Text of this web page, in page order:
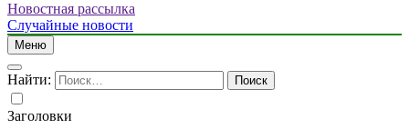
Новостная рассылка
Случайные новости
Меню
Найти:
Заголовки